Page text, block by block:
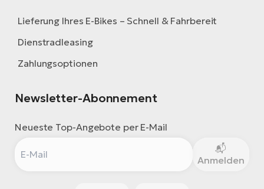
Lieferung Ihres E-Bikes – Schnell & Fahrbereit
Dienstradleasing
Zahlungsoptionen
Newsletter-Abonnement
Neueste Top-Angebote per E-Mail
Anmelden